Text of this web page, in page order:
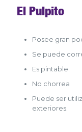
El Pulpito
Posee gran
Se puede
Es pintable.
No chorrea
Puede ser
exteriores.